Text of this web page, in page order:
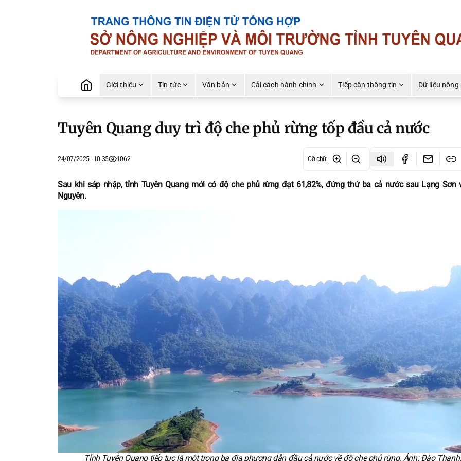
Giới thiệu Tin tức Văn bản Cải cách hành chính Tiếp cận thông tin Dữ liệu nông
Tuyên Quang duy trì độ che phủ rừng tốp đầu cả nước
24/07/2025 - 10:35 1062 Cỡ chữ:
Sau khi sáp nhập, tỉnh Tuyên Quang mới có độ che phủ rừng đạt 61,82%, đứng thứ ba cả nước sau Lạng Sơn
Nguyên.
Tỉnh Tuyên Quang tiếp tục là một trong ba địa phương dẫn đầu cả nước về độ che phủ rừng. Ảnh: Đào Thanh.